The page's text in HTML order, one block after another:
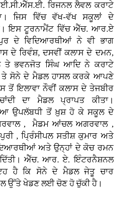
ਰਿਜਨਲ ਲੈਵਲ ਕਰਾਟੇ
ਜਿਸ ਵਿੱਚ ਵੱਖ-ਵੱਖ ਸਕੂਲਾਂ ਦੇ
ਇਸ ਟੂਰਨਾਮੈਂਟ ਵਿੱਚ ਐੱਚ. ਆਰ.ਏ
ਦੇ ਵਿਦਿਆਰਥੀਆਂ ਨੇ ਵੀ ਭਾਗ
ਦੇ ਰਿਵੰਸ਼, ਦਸਵੀਂ ਕਲਾਸ ਦੇ ਦਮਨ,
ਤੇ ਭਵਨਜੋਤ ਸਿੰਘ ਆਦਿ ਨੇ ਕਰਾਟੇ
ਤੇ ਸੋਨੇ ਦੇ ਮੈਡਲ ਹਾਸਲ ਕਰਕੇ ਆਪਣੇ
ਇਲਾਵਾ ਨੌਵੀਂ ਕਲਾਸ ਦੇ ਤੇਜਬੀਰ
ਦਾ ਮੈਡਲ ਪ੍ਰਾਪਤ ਕੀਤਾ।
ਉਪਲੱਬਧੀ ਤੋਂ ਖ਼ੁਸ਼ ਹੋ ਕੇ ਸਕੂਲ ਦੇ
, ਮੈਡਮ ਆਂਚਲ ਅਗਰਵਾਲ ,
, ਪ੍ਰਿੰਸੀਪਲ ਸਤੀਸ਼ ਕੁਮਾਰ ਅਤੇ
ਅਤੇ ਉਨ੍ਹਾਂ ਦੇ ਕੋਚ ਰਮਨ
ਐੱਚ. ਆਰ. ਏ. ਇੰਟਰਨੈਸ਼ਨਲ
ਹੈ ਕਿ ਸੋਨੇ ਦੇ ਮੈਡਲ ਜੇਤੂ ਚਾਰ
ਉੱਤੇ ਖੇਡਣ ਲਈ ਚੋਣ ਹੋ ਚੁੱਕੀ ਹੈ।